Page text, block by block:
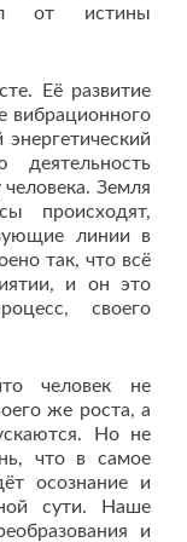
от истины
Её развитие
вибрационного
Земля
происходят,
линии в
так, что всё
и он это
своего
человек не
же роста, а
Но не
что в самое
осознание и
сути. Наше
и